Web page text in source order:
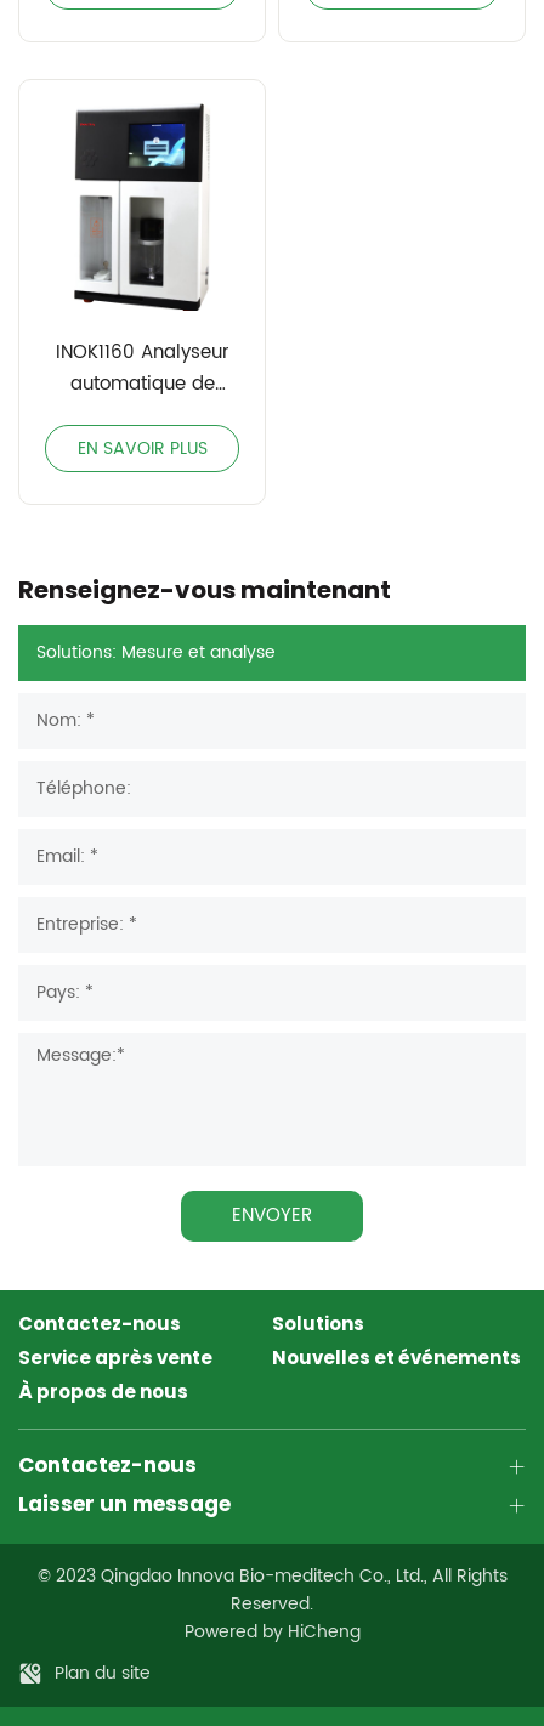
INOK1160 Analyseur
automatique de
Kjeldahl
EN SAVOIR PLUS
Renseignez-vous maintenant
ENVOYER
Contactez-nous
Solutions
Service après vente
Nouvelles et événements
À propos de nous
Contactez-nous
Laisser un message
© 2023 Qingdao Innova Bio-meditech Co., Ltd., All Rights
Reserved.
Powered by HiCheng
Plan du site